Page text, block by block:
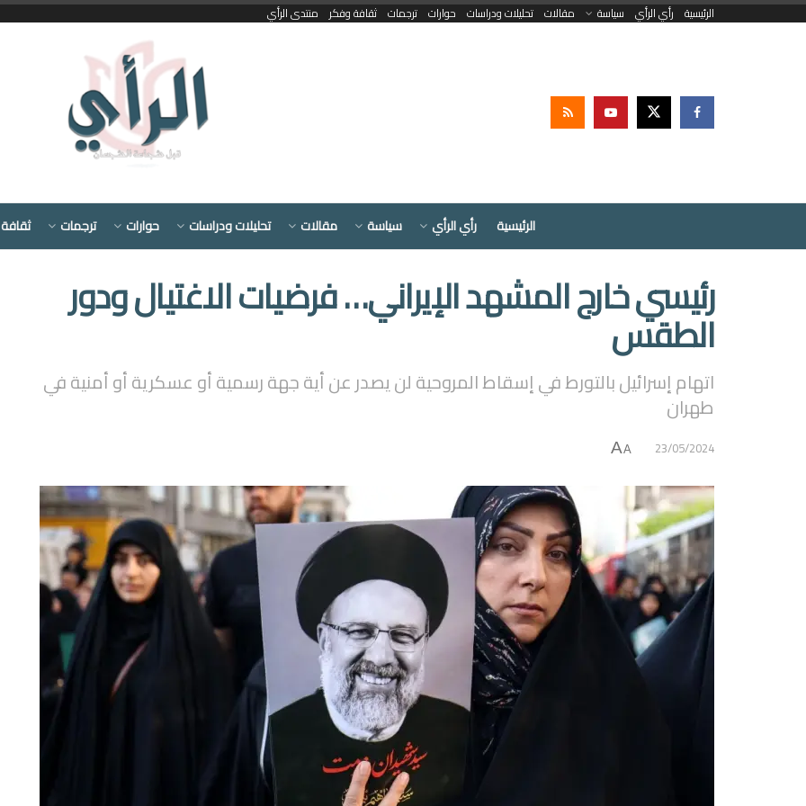
الرئيسية رأي الرأي سياسة مقالات تحليلات ودراسات حوارات ترجمات ثقافة وفكر منتدى الرأي
الرئيسية رأي الرأي سياسة مقالات تحليلات ودراسات حوارات ترجمات
رئيسي خارج المشهد الإيراني… فرضيات الاغتيال ودور
الطقس
اتهام إسرائيل بالتورط في إسقاط المروحية لن يصدر عن أية جهة رسمية أو عسكرية أو أمنية في
طهران
23/05/2024
A
A